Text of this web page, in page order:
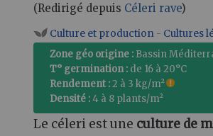
(Redirigé depuis Céleri rave)
Aller à :navigation,
Culture et production - Cultures
Zone géo origine : Bassin
T° germination : de 16 à 20°C
Rendement :2 à 3 kg/m²
Densité :4 à 8 plants/m²
Le céleri est une culture de